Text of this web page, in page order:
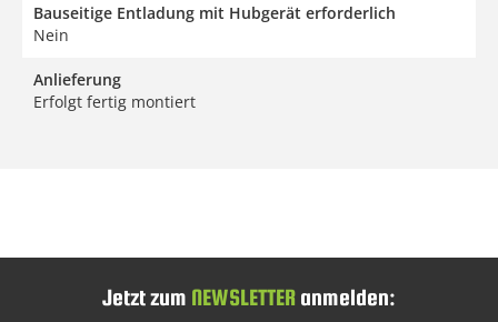
Bauseitige Entladung mit Hubgerät erforderlich
Nein
Anlieferung
Erfolgt fertig montiert
Jetzt zum NEWSLETTER anmelden: